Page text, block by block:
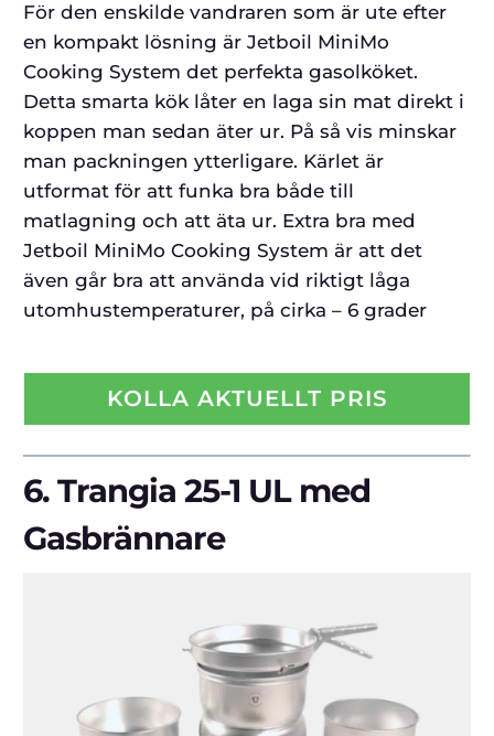
För den enskilde vandraren som är ute efter
en kompakt lösning är Jetboil MiniMo
Cooking System det perfekta gasolköket.
Detta smarta kök låter en laga sin mat direkt i
koppen man sedan äter ur. På så vis minskar
man packningen ytterligare. Kärlet är
utformat för att funka bra både till
matlagning och att äta ur. Extra bra med
Jetboil MiniMo Cooking System är att det
även går bra att använda vid riktigt låga
utomhustemperaturer, på cirka – 6 grader
KOLLA AKTUELLT PRIS
6.Trangia 25-1 UL med
Gasbrännare